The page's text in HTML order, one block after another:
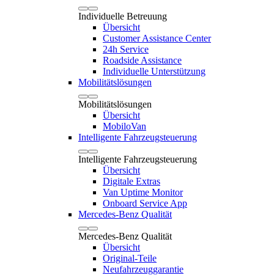
Individuelle Betreuung
Übersicht
Customer Assistance Center
24h Service
Roadside Assistance
Individuelle Unterstützung
Mobilitätslösungen
Mobilitätslösungen
Übersicht
MobiloVan
Intelligente Fahrzeugsteuerung
Intelligente Fahrzeugsteuerung
Übersicht
Digitale Extras
Van Uptime Monitor
Onboard Service App
Mercedes-Benz Qualität
Mercedes-Benz Qualität
Übersicht
Original-Teile
Neufahrzeuggarantie